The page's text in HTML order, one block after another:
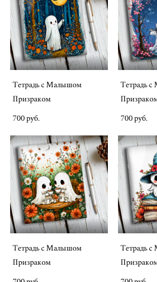
Тетрадь с Малышом
Призраком
700 pуб.
Тетрадь
700 pуб.
Тетрадь с Малышом
Призраком
Тетрадь